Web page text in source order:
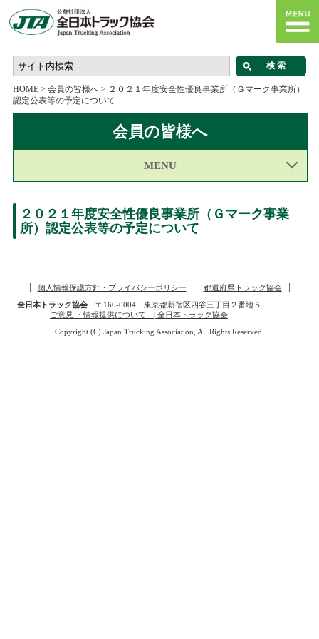
HOME> 会員の皆様へ> ２０２１年度安全性優良事業所（Ｇマーク事業所）
認定公表等の予定について
会員の皆様へ
MENU
２０２１年度安全性優良事業所（Ｇマーク事業
所）認定公表等の予定について
個人情報保護方針・プライバシーポリシー
都道府県トラック協会
全日本トラック協会〒160-0004 東京都新宿区四谷三丁目２番地５
ご意見 ・情報提供について | 全日本トラック協会
Copyright (C) Japan Trucking Association, All Rights Reserved.